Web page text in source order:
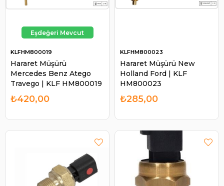
Hararet Müşürü
Mercedes Benz Atego
Travego | KLF HM800019
KLFHM800019
₺420,00
Hararet Müşürü New
Holland Ford | KLF
HM800023
KLFHM800023
₺285,00